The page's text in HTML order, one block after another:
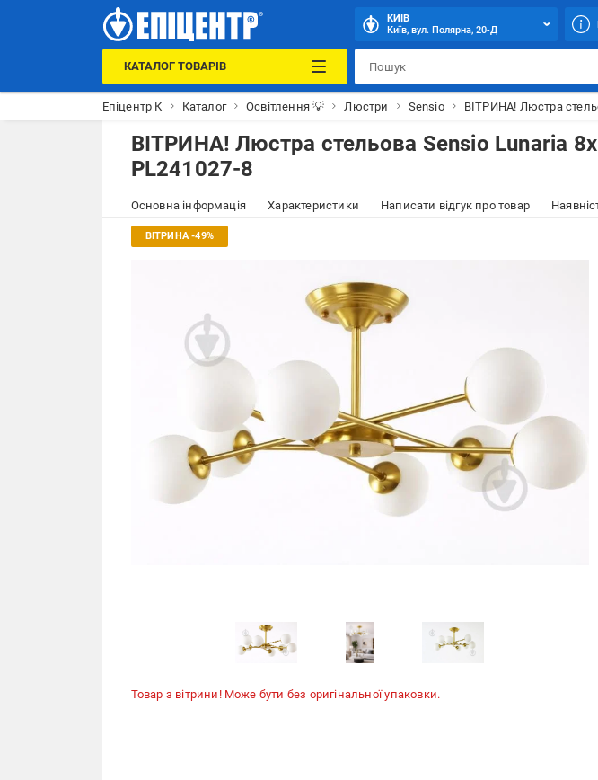
КИЇВ
Київ, вул. Полярна, 20-Д
КАТАЛОГ ТОВАРІВ
Епіцентр К Каталог Освітлення 💡 Люстри Sensio ВІТРИНА! Люстра
ВІТРИНА! Люстра стельова Sensio Lunaria
PL241027-8
Основна інформація Характеристики Написати відгук про товар
Товар з вітрини! Може бути без оригінальної упаковки.